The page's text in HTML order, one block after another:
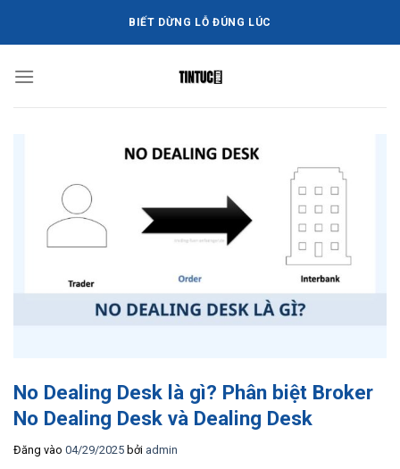
dung
BIẾT DỪNG LỖ ĐÚNG LÚC
No Dealing Desk là gì? Phân biệt Broker
No Dealing Desk và Dealing Desk
Đăng vào 04/29/2025 bởi admin